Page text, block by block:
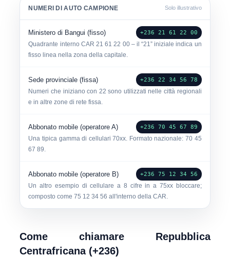
NUMERI DI AUTO CAMPIONE Solo illustrativo
Ministero di Bangui (fisso) +236 21 61 22 00
Quadrante interno CAR 21 61 22 00– il “21” iniziale indica un
fisso linea nella zona della capitale.
Sede provinciale (fissa) +236 22 34 56 78
Numeri che iniziano con 22 sono utilizzati nelle città regionali
e in altre zone di rete fissa.
Abbonato mobile (operatore A) +236 70 45 67 89
Una tipica gamma di cellulari 70xx. Formato nazionale:70 45
67 89.
Abbonato mobile (operatore B) +236 75 12 34 56
Un altro esempio di cellulare a 8 cifre in a 75xxbloccare;
composto come75 12 34 56 all'interno della CAR.
Come chiamare Repubblica
Centrafricana (+236)